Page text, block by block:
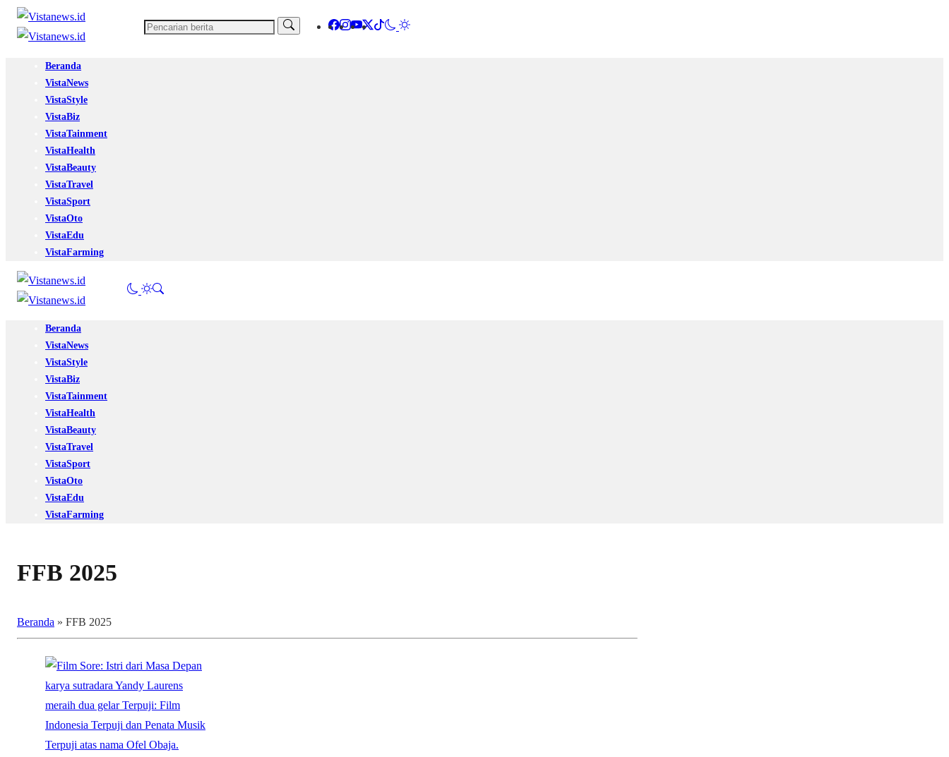
Beranda
VistaNews
VistaStyle
VistaBiz
VistaTainment
VistaHealth
VistaBeauty
VistaTravel
VistaSport
VistaOto
VistaEdu
VistaFarming
Beranda
VistaNews
VistaStyle
VistaBiz
VistaTainment
VistaHealth
VistaBeauty
VistaTravel
VistaSport
VistaOto
VistaEdu
VistaFarming
FFB 2025
Beranda » FFB 2025